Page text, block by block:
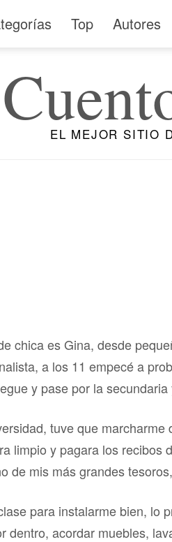
Top Autores
EL MEJOR SITIO
chica es Gina, desde
a los 11 empecé a
y pase por la
tuve que
limpio y pagara los
de mis más grandes
para instalarme bien, lo
dentro, acordar muebles,